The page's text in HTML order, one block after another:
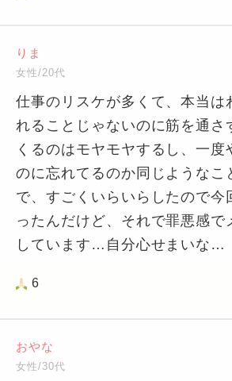
りま
女性/20代
仕事のリスケが多くて、本当は
れることじゃないのに筋を通さ
くるのはモヤモヤするし、一度
のに忘れてるのか同じようなこ
で、すごくいらいらしたので今
ったんだけど、それで罪悪感で
しています…自分心せまいな…
6
おやな
女性/30代